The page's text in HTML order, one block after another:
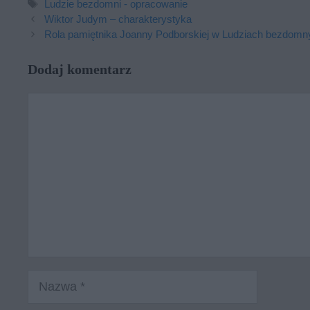
Tagi
Ludzie bezdomni - opracowanie
Wiktor Judym – charakterystyka
Rola pamiętnika Joanny Podborskiej w Ludziach
Dodaj komentarz
Nazwa